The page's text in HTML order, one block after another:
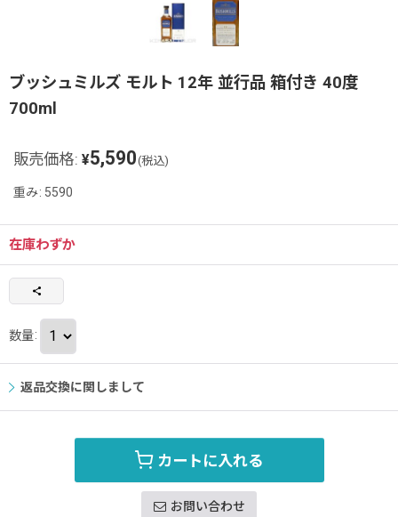
ブッシュミルズ モルト 12年 並行品 箱付き 40度
700ml
販売価格: ¥5,590(税込)
重み: 5590
在庫わずか
数量:
返品交換に関しまして
カートに入れる
お問い合わせ